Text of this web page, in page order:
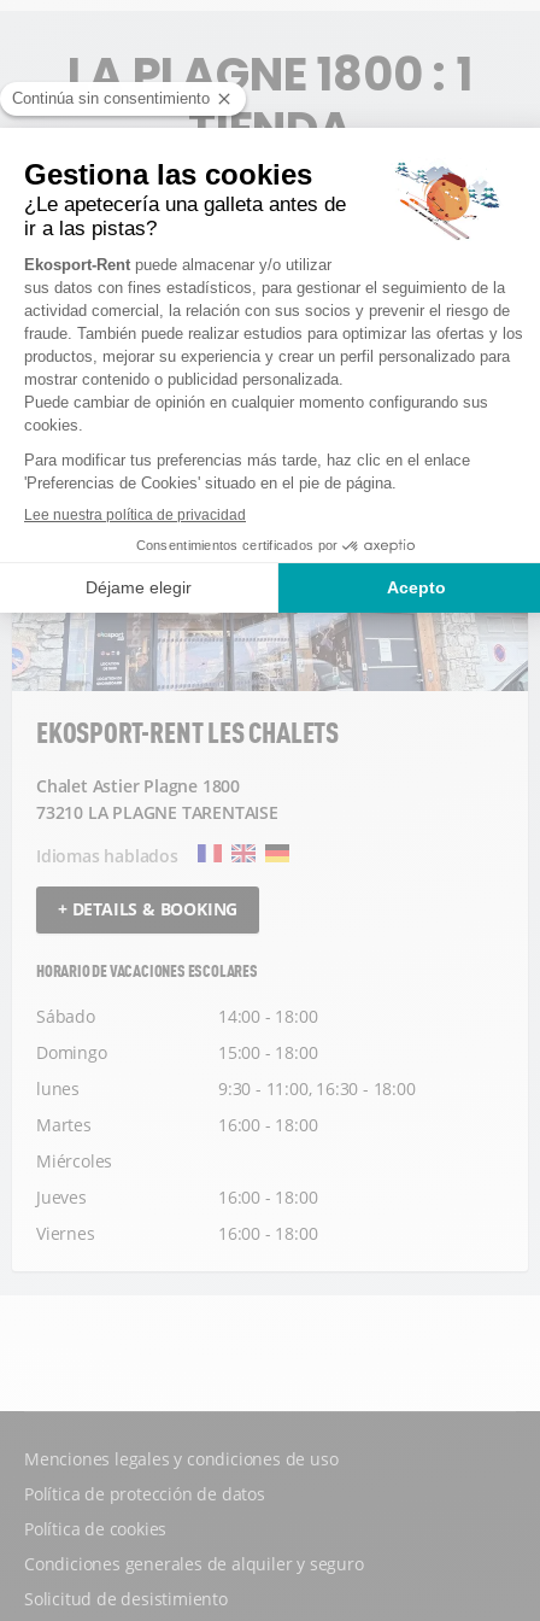
LA PLAGNE 1800 : 1
TIENDA
LA PLAGNE 1800
EKOSPORT-RENT LES CHALETS
Chalet Astier Plagne 1800
73210 LA PLAGNE TARENTAISE
Idiomas hablados
+ DETAILS & BOOKING
HORARIO DE VACACIONES ESCOLARES
Sábado
14:00 - 18:00
Domingo
15:00 - 18:00
lunes
9:30 - 11:00, 16:30 - 18:00
Martes
16:00 - 18:00
Miércoles
Jueves
16:00 - 18:00
Viernes
16:00 - 18:00
Menciones legales y condiciones de uso
Política de protección de datos
Política de cookies
Condiciones generales de alquiler y seguro
Solicitud de desistimiento